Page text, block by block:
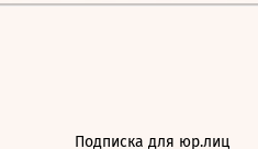
Подписка для юр.лиц